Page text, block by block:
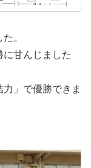
。
甘んじました
」で優勝できま